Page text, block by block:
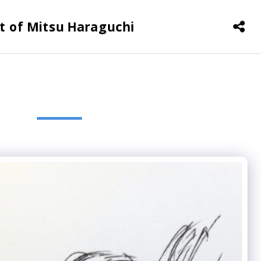
of Mitsu Haraguchi